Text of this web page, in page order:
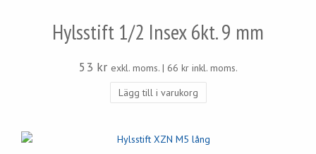
Hylsstift 1/2 Insex 6kt. 9 mm
53 kr exkl. moms. | 66 krinkl. moms.
Lägg till i varukorg